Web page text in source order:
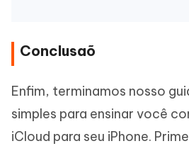
Conclusaõ
Enfim, terminamos nosso
simples para ensinar você
iCloud para seu iPhone.